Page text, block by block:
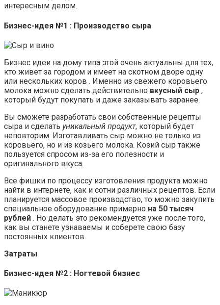
интересным делом.
Бизнес-идея №1 : Производство сыра
Бизнес идеи на дому типа этой очень актуальны для тех,
кто живет за городом и имеет на скотном дворе одну
или нескольких коров . Именно из свежего коровьего
молока можно сделать действительно вкусный сыр ,
который будут покупать и даже заказывать заранее.
Вы сможете разработать свои собственные рецепты
сыра и сделать уникальный продукт, который будет
неповторим. Изготавливать сыр можно не только из
коровьего, но и из козьего молока. Козий сыр также
пользуется спросом из-за его полезности и
оригинального вкуса.
Все фишки по процессу изготовления продукта можно
найти в интернете, как и сотни различных рецептов. Если
планируется массовое производство, то можно закупить
специальное оборудование примерно на 50 тысяч
рублей . Но делать это рекомендуется уже после того,
как вы станете узнаваемы и соберете свою базу
постоянных клиентов.
Затраты
Бизнес-идея №2 : Ногтевой бизнес